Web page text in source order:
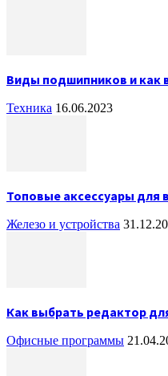
Виды подшипников и как
Техника 16.06.2023
Топовые аксессуары для
Железо и устройства
Как выбрать редактор
Офисные программы